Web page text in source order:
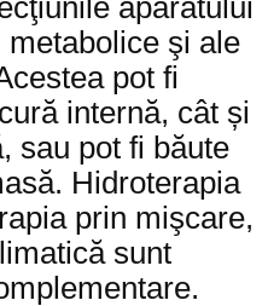
aparatului
metabolice şi ale
pot fi
internă, cât și
sau pot fi băute
Hidroterapia
prin mişcare,
sunt